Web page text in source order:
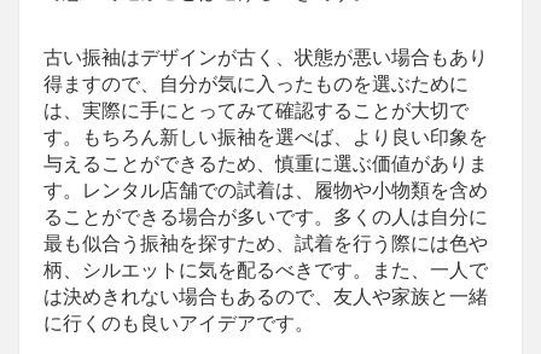
古い振袖はデザインが古く、状態が悪い場合もあり
得ますので、自分が気に入ったものを選ぶために
は、実際に手にとってみて確認することが大切で
す。もちろん新しい振袖を選べば、より良い印象を
与えることができるため、慎重に選ぶ価値がありま
す。レンタル店舗での試着は、履物や小物類を含め
ることができる場合が多いです。多くの人は自分に
最も似合う振袖を探すため、試着を行う際には色や
柄、シルエットに気を配るべきです。また、一人で
は決めきれない場合もあるので、友人や家族と一緒
に行くのも良いアイデアです。